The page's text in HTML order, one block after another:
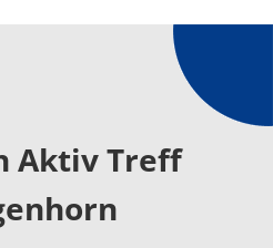
Aktiv Treff